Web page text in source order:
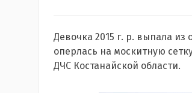
Девочка 2015 г. р. выпала из
оперлась на москитную
ДЧС Костанайской области.